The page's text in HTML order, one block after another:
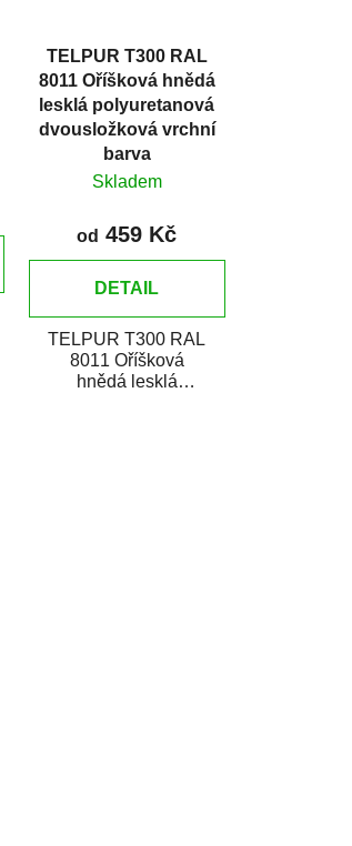
TELPUR T300 RAL
8011 Oříšková hnědá
lesklá polyuretanová
dvousložková vrchní
barva
Skladem
od 459 Kč
DETAIL
TELPUR T300 RAL
8011 Oříšková
hnědá lesklá